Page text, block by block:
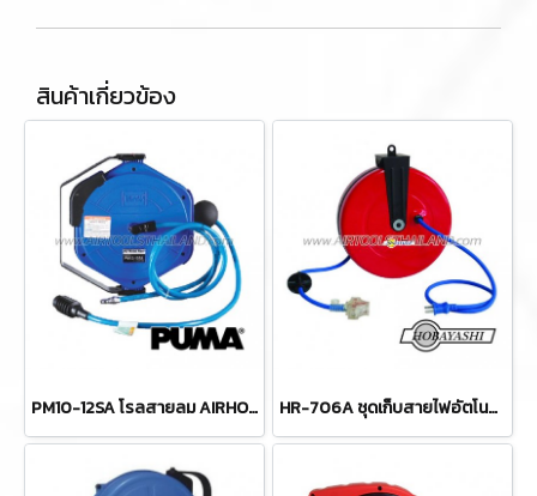
สินค้าเกี่ยวข้อง
PM10-12SA โรลสายลม AIRHOSE ขนาดท่อ 6.5 x 10 มม. ความยาวสายลม 12 เมตร พูม่า "PUMA" HR-706A ชุดเก็บสายไฟอัตโนมัติ 10 ม. HOBAYASHI